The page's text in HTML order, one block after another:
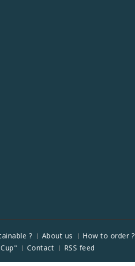
? About us How to order ?
Contact RSS feed